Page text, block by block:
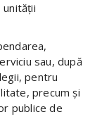
unităţii
sau, după
pentru
precum şi
publice de